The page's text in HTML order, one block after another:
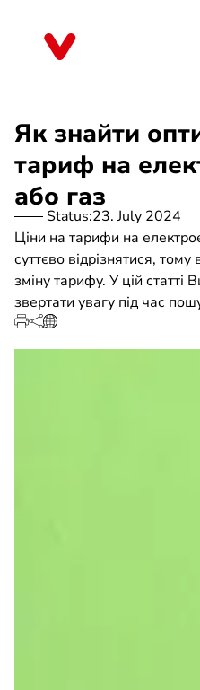
Як знайти
тариф на
або газ
Status:23. July 2024
Ціни на тарифи на
суттєво відрізнятися,
зміну тарифу. У цій статті
звертати увагу під час